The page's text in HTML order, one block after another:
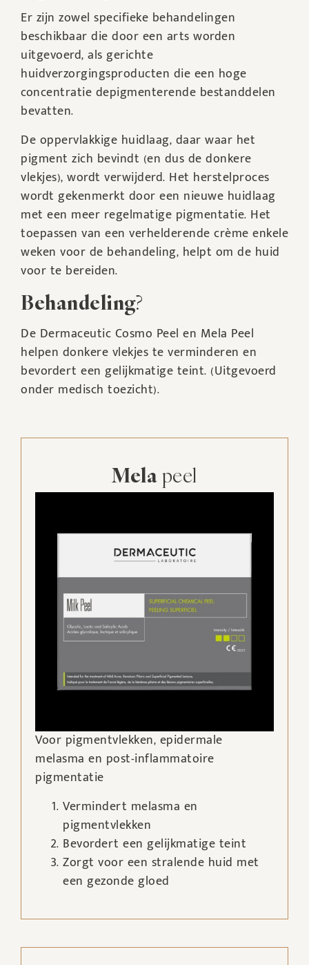
Er zijn zowel specifieke behandelingen
beschikbaar die door een arts worden
uitgevoerd, als gerichte
huidverzorgingsproducten die een hoge
concentratie depigmenterende bestanddelen
bevatten.
De oppervlakkige huidlaag, daar waar het
pigment zich bevindt (en dus de donkere
vlekjes), wordt verwijderd. Het herstelproces
wordt gekenmerkt door een nieuwe huidlaag
met een meer regelmatige pigmentatie. Het
toepassen van een verhelderende crème enkele
weken voor de behandeling, helpt om de huid
voor te bereiden.
Behandeling?
De Dermaceutic Cosmo Peel en Mela Peel
helpen donkere vlekjes te verminderen en
bevordert een gelijkmatige teint. (Uitgevoerd
onder medisch toezicht).
Melapeel
Voor pigmentvlekken, epidermale
melasma en post-inflammatoire
pigmentatie
Vermindert melasma en
pigmentvlekken
Bevordert een gelijkmatige teint
Zorgt voor een stralende huid met
een gezonde gloed